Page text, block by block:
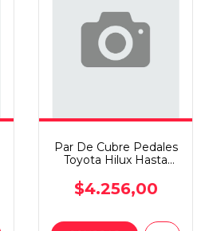
Par De Cubre Pedales
Toyota Hilux Hasta
$4.256,00